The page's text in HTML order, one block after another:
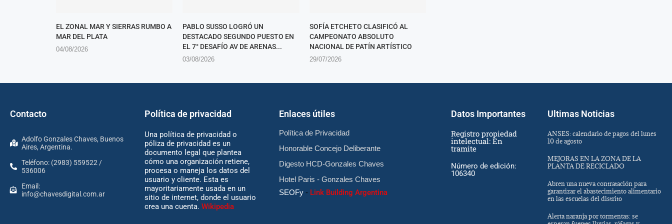
EL ZONAL MAR Y SIERRAS RUMBO A
MAR DEL PLATA
04/08/2026
PABLO SUSSO LOGRÓ UN
DESTACADO SEGUNDO PUESTO EN
EL 7° DESAFÍO AV DE ARENAS...
03/08/2026
SOFÍA ETCHETO CLASIFICÓ AL
CAMPEONATO ABSOLUTO
NACIONAL DE PATÍN ARTÍSTICO
29/07/2026
Contacto
Adolfo Gonzales Chaves, Buenos
Aires, Argentina.
Teléfono: (2983) 559522 /
536006
Email:
info@chavesdigital.com.ar
Política de privacidad
Una política de privacidad o
póliza de privacidad es un
documento legal que plantea
cómo una organización retiene,
procesa o maneja los datos del
usuario y cliente. Esta es
mayoritariamente usada en un
sitio de internet, donde el usuario
crea una cuenta. Wikipedia
Enlaces útiles
Política de Privacidad
Honorable Concejo Deliberante
Digesto HCD-Gonzales Chaves
Hotel Paris - Gonzales Chaves
SEOFy- Link Building Argentina
Datos Importantes
Registro propiedad
intelectual: En
tramite
Número de edición:
106340
Ultimas Noticias
ANSES: calendario de pagos del lunes
10 de agosto
MEJORAS EN LA ZONA DE LA
PLANTA DE RECICLADO
Abren una nueva contratación para
garantizar el abastecimiento alimentario
en las escuelas del distrito
Alerta naranja por tormentas: se